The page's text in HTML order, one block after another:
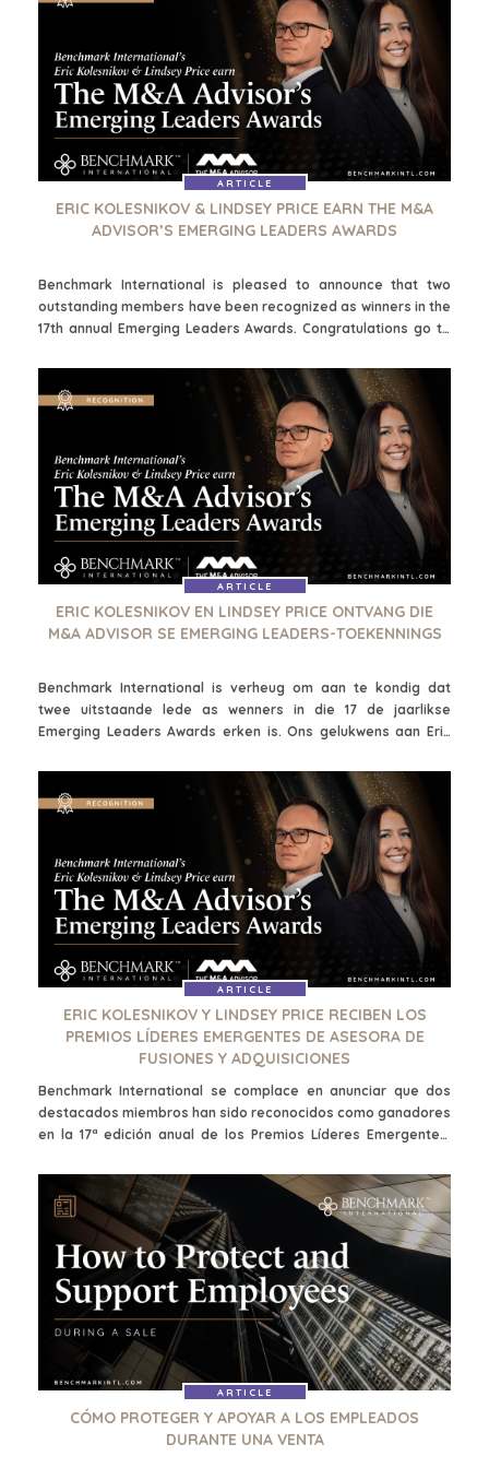
ARTICLE
ERIC KOLESNIKOV & LINDSEY PRICE EARN THE M&A
ADVISOR’S EMERGING LEADERS AWARDS
Benchmark International is pleased to announce that two
outstanding members have been recognized as winners in the
17th annual Emerging Leaders Awards. Congratulations go to
Price, Marketing Specialist, on this well-deserved
achievement.
ARTICLE
ERIC KOLESNIKOV EN LINDSEY PRICE ONTVANG DIE
M&A ADVISOR SE EMERGING LEADERS-TOEKENNINGS
Benchmark International is verheug om aan te kondig dat
twee uitstaande lede as wenners in die 17 de jaarlikse
Emerging Leaders Awards erken is. Ons gelukwens aan Eric
bemarkingspesialis, met hierdie welverdiende prestasie.
ARTICLE
ERIC KOLESNIKOV Y LINDSEY PRICE RECIBEN LOS
PREMIOS LÍDERES EMERGENTES DE ASESORA DE
FUSIONES Y ADQUISICIONES
Benchmark International se complace en anunciar que dos
destacados miembros han sido reconocidos como ganadores
en la 17ª edición anual de los Premios Líderes Emergentes.
Price, Especialista en Marketing, por este merecido logro.
ARTICLE
CÓMO PROTEGER Y APOYAR A LOS EMPLEADOS
DURANTE UNA VENTA